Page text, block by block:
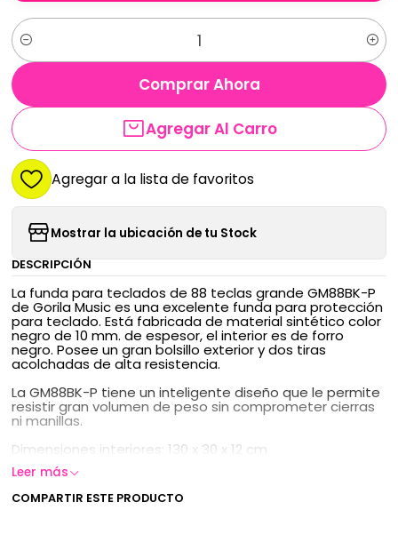
Cantidad
Agregar Al Carro
Comprar Ahora
Agregar a la lista de favoritos
Mostrar la ubicación de tu Stock
DESCRIPCIÓN
La funda para teclados de 88 teclas grande GM88BK-P
de Gorila Music es una excelente funda para protección
para teclado. Está fabricada de material sintético color
negro de 10 mm. de espesor, el interior es de forro
negro. Posee un gran bolsillo exterior y dos tiras
acolchadas de alta resistencia.
La GM88BK-P tiene un inteligente diseño que le permite
resistir gran volumen de peso sin comprometer cierras
ni manillas.
Dimensiones interiores: 130 x 30 x 12 cm
Leer más
COMPARTIR ESTE PRODUCTO